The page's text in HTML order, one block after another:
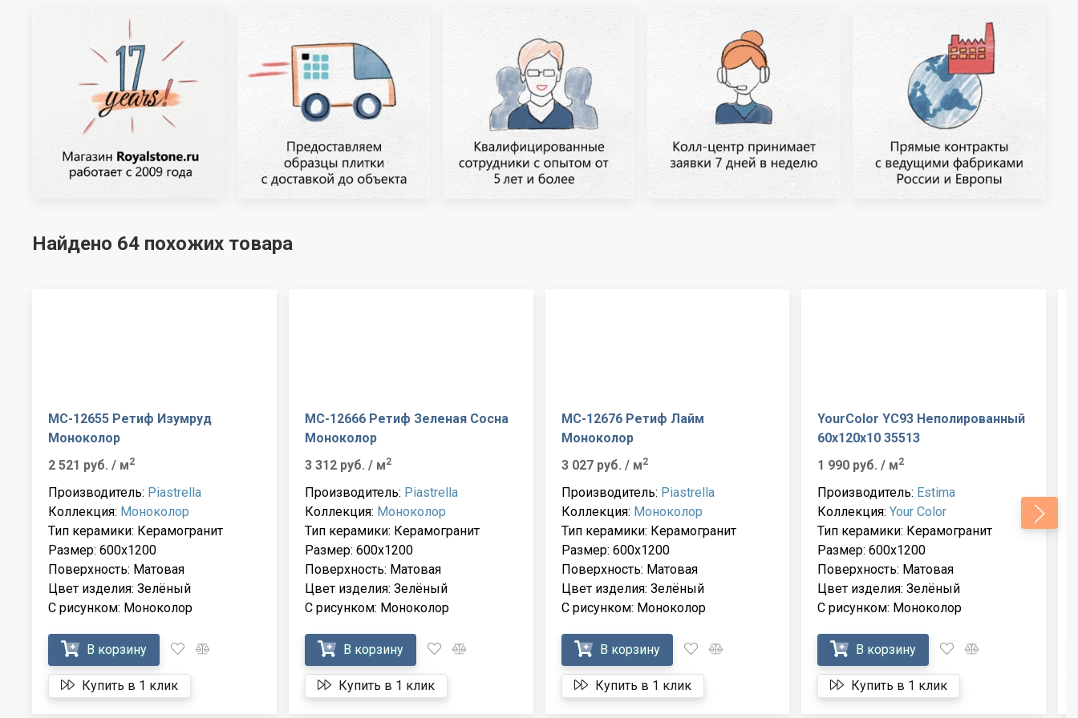
Найдено 64 похожих товара
MC-12655 Ретиф Изумруд
Моноколор
2 521 руб. / м2
Производитель: Piastrella
Коллекция: Моноколор
Тип керамики: Керамогранит
Размер: 600x1200
Поверхность: Матовая
Цвет изделия: Зелёный
С рисунком: Моноколор
В корзину
Купить в 1 клик
MC-12666 Ретиф Зеленая Сосна
Моноколор
3 312 руб. / м2
Производитель: Piastrella
Коллекция: Моноколор
Тип керамики: Керамогранит
Размер: 600x1200
Поверхность: Матовая
Цвет изделия: Зелёный
С рисунком: Моноколор
В корзину
Купить в 1 клик
MC-12676 Ретиф Лайм
Моноколор
3 027 руб. / м2
Производитель: Piastrella
Коллекция: Моноколор
Тип керамики: Керамогранит
Размер: 600x1200
Поверхность: Матовая
Цвет изделия: Зелёный
С рисунком: Моноколор
В корзину
Купить в 1 клик
YourColor YC93 Неполированный
60x120x10 35513
1 990 руб./ м2
Производитель: Estima
Коллекция:Your Color
Тип керамики: Керамогранит
Размер: 600x1200
Поверхность: Матовая
Цвет изделия: Зелёный
С рисунком: Моноколор
В корзину
Купить в 1 клик